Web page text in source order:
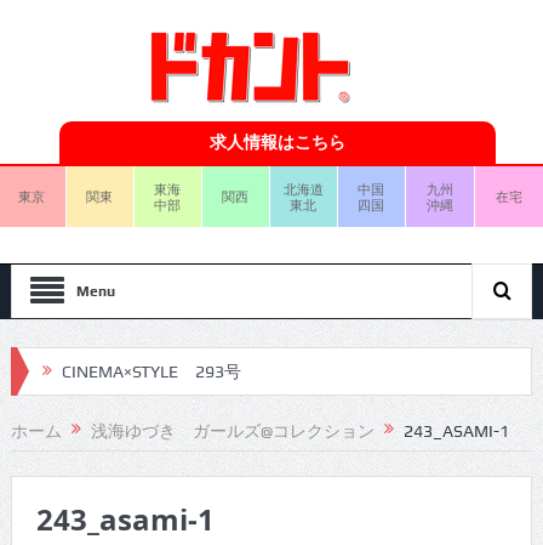
求人情報はこちら
東京 関東
東海
中部
関西
北海道
東北
中国
四国
九州
沖縄
在宅
Menu
CINEMA×STYLE 293号
CINEMA×STYLE 292号
CINEMA×STYLE 291号
CINEMA×STYLE 290号
ホーム 浅海ゆづき ガールズ@コレクション 243_ASAMI-1
243_asami-1